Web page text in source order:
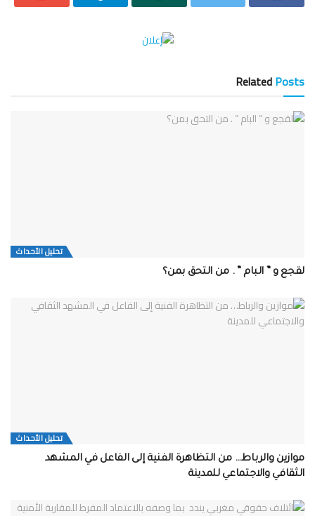
RelatedPosts
تحلیل الأحداث
لقجع و ” البام ” . من التحق بمن؟
تحلیل الأحداث
موازين والرباط… من التظاهرة الفنية إلى الفاعل في المشهد
الثقافي والاجتماعي للمدينة